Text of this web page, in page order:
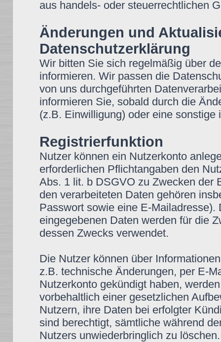
aus handels- oder steuerrechtlichen
Änderungen und
Datenschutzerklärung
Wir bitten Sie sich regelmäßig über
informieren. Wir passen die
von uns durchgeführten
informieren Sie, sobald durch die
(z.B. Einwilligung) oder eine
Registrierfunktion
Nutzer können ein Nutzerkonto
erforderlichen Pflichtangaben den
Abs. 1 lit. b DSGVO zu Zwecken der
den verarbeiteten Daten gehören
Passwort sowie eine E-
eingegebenen Daten werden für die
dessen Zwecks verwendet.
Die Nutzer können über
z.B. technische Änderungen, per E-
Nutzerkonto gekündigt haben,
vorbehaltlich einer gesetzlichen
Nutzern, ihre Daten bei erfolgter
sind berechtigt, sämtliche während
Nutzers unwiederbringlich zu löschen.